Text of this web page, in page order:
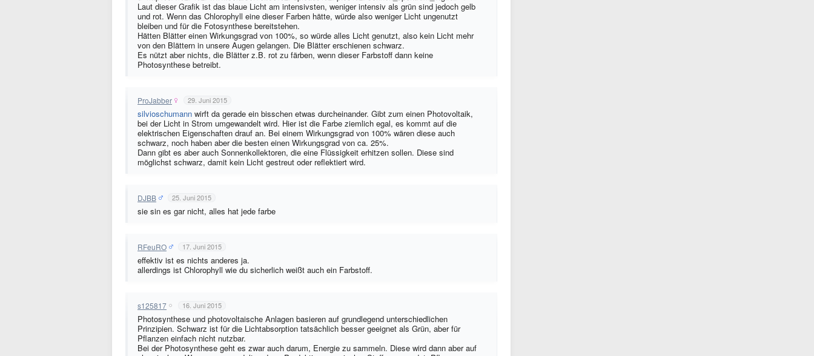
Laut dieser Grafik ist das blaue Licht am intensivsten, weniger intensiv als grün sind jedoch gelb
und rot. Wenn das Chlorophyll eine dieser Farben hätte, würde also weniger Licht ungenutzt
bleiben und für die Fotosynthese bereitstehen.
Hätten Blätter einen Wirkungsgrad von 100%, so würde alles Licht genutzt, also kein Licht mehr
von den Blättern in unsere Augen gelangen. Die Blätter erschienen schwarz.
Es nützt aber nichts, die Blätter z.B. rot zu färben, wenn dieser Farbstoff dann keine
Photosynthese betreibt.
ProJabber 29. Juni 2015
silvioschumann wirft da gerade ein bisschen etwas durcheinander. Gibt zum einen Photovoltaik,
bei der Licht in Strom umgewandelt wird. Hier ist die Farbe ziemlich egal, es kommt auf die
elektrischen Eigenschaften drauf an. Bei einem Wirkungsgrad von 100% wären diese auch
schwarz, noch haben aber die besten einen Wirkungsgrad von ca. 25%.
Dann gibt es aber auch Sonnenkollektoren, die eine Flüssigkeit erhitzen sollen. Diese sind
möglichst schwarz, damit kein Licht gestreut oder reflektiert wird.
DJBB 25. Juni 2015
sie sin es gar nicht, alles hat jede farbe
RFeuRO 17. Juni 2015
effektiv ist es nichts anderes ja.
allerdings ist Chlorophyll wie du sicherlich weißt auch ein Farbstoff.
s125817 16. Juni 2015
Photosynthese und photovoltaische Anlagen basieren auf grundlegend unterschiedlichen
Prinzipien. Schwarz ist für die Lichtabsorption tatsächlich besser geeignet als Grün, aber für
Pflanzen einfach nicht nutzbar.
Bei der Photosynthese geht es zwar auch darum, Energie zu sammeln. Diese wird dann aber auf